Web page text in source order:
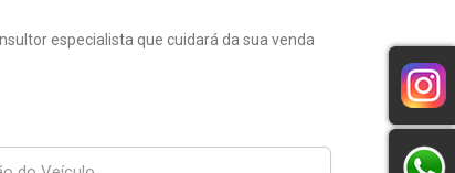
especialista que cuidará da sua venda